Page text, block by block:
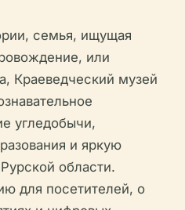
семья, ищущая
или
Краеведческий музей
угледобычи,
и яркую
области.
для посетителей, о